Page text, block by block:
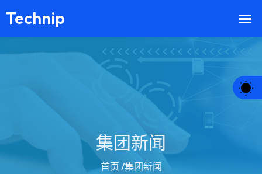
集团新闻
首页 /集团新闻